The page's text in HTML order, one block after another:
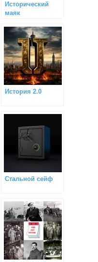
Исторический
маяк
История 2.0
Стальной сейф